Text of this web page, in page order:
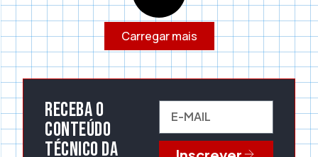
Carregar mais
Receba o
conteúdo
técnico da